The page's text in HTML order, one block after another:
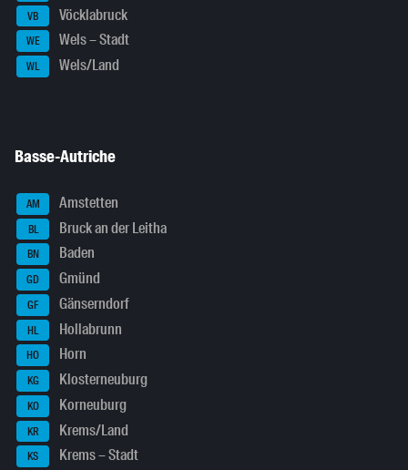
VB Vöcklabruck
WE Wels – Stadt
WL Wels/Land
Basse-Autriche
AM Amstetten
BL Bruck an der Leitha
BN Baden
GD Gmünd
GF Gänserndorf
HL Hollabrunn
HO Horn
KG Klosterneuburg
KO Korneuburg
KR Krems/Land
KS Krems – Stadt